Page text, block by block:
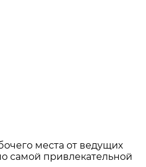
места от ведущих
самой привлекательной